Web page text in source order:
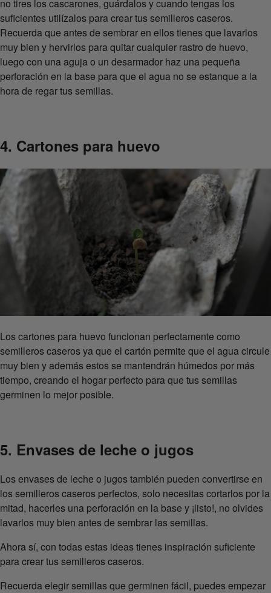
no tires los cascarones, guárdalos y cuando tengas los
suficientes utilízalos para crear tus semilleros caseros.
Recuerda que antes de sembrar en ellos tienes que lavarlos
muy bien y hervirlos para quitar cualquier rastro de huevo,
luego con una aguja o un desarmador haz una pequeña
perforación en la base para que el agua no se estanque a la
hora de regar tus semillas.
4. Cartones para huevo
Los cartones para huevo funcionan perfectamente como
semilleros caseros ya que el cartón permite que el agua circule
muy bien y además estos se mantendrán húmedos por más
tiempo, creando el hogar perfecto para que tus semillas
germinen lo mejor posible.
5. Envases de leche o jugos
Los envases de leche o jugos también pueden convertirse en
los semilleros caseros perfectos, solo necesitas cortarlos por la
mitad, hacerles una perforación en la base y ¡listo!, no olvides
lavarlos muy bien antes de sembrar las semillas.
Ahora sí, con todas estas ideas tienes inspiración suficiente
para crear tus semilleros caseros.
Recuerda elegir semillas que germinen fácil, puedes empezar